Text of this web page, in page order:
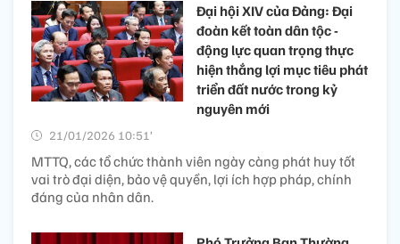
Đại hội XIV của Đảng: Đại
đoàn kết toàn dân tộc -
động lực quan trọng thực
hiện thắng lợi mục tiêu phát
triển đất nước trong kỷ
nguyên mới
21/01/2026 10:51’
MTTQ, các tổ chức thành viên ngày càng phát huy tốt
vai trò đại diện, bảo vệ quyền, lợi ích hợp pháp, chính
đáng của nhân dân.